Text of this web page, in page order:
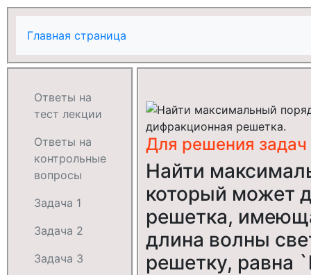
Главная страница
Для решения задач
Найти
который может
решетка,
длина волны
решетку, равна
Ответы на
тест лекции
Ответы на
контрольные
вопросы
Задача 1
Задача 2
Задача 3